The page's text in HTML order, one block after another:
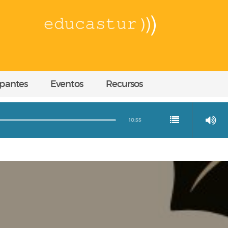
Eventos Recursos
10:55